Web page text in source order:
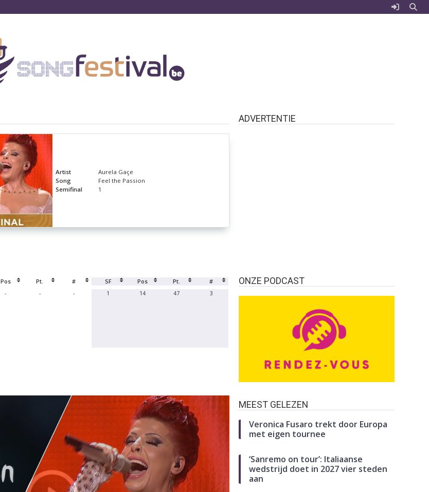
Artist
Aurela Gaçe
Song
Feel the Passion
Semifinal
1
Pos Pt. # SF Pos Pt. #
- - - 1 14 47 3
ADVERTENTIE
ONZE PODCAST
MEEST GELEZEN
Veronica Fusaro trekt door Europa
met eigen tournee
‘Sanremo on tour’: Italiaanse
wedstrijd doet in 2027 vier steden
aan